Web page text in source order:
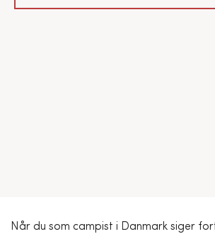
Når du som campist i Danmark siger